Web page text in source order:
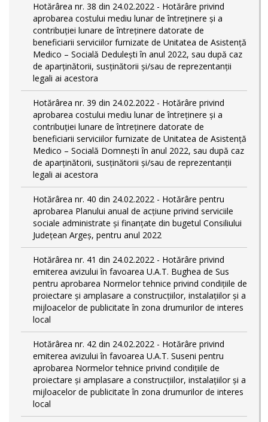
Hotărârea nr. 38 din 24.02.2022 - Hotărâre privind
aprobarea costului mediu lunar de întreținere și a
contribuției lunare de întreținere datorate de
beneficiarii serviciilor furnizate de Unitatea de Asistență
Medico – Socială Dedulești în anul 2022, sau după caz
de aparținătorii, susținătorii și/sau de reprezentanții
legali ai acestora
Hotărârea nr. 39 din 24.02.2022 - Hotărâre privind
aprobarea costului mediu lunar de întreținere și a
contribuției lunare de întreținere datorate de
beneficiarii serviciilor furnizate de Unitatea de Asistență
Medico – Socială Domnești în anul 2022, sau după caz
de aparținătorii, susținătorii și/sau de reprezentanții
legali ai acestora
Hotărârea nr. 40 din 24.02.2022 - Hotărâre pentru
aprobarea Planului anual de acţiune privind serviciile
sociale administrate și finanţate din bugetul Consiliului
Județean Argeş, pentru anul 2022
Hotărârea nr. 41 din 24.02.2022 - Hotărâre privind
emiterea avizului în favoarea U.A.T. Bughea de Sus
pentru aprobarea Normelor tehnice privind condiţiile de
proiectare şi amplasare a construcţiilor, instalaţiilor şi a
mijloacelor de publicitate în zona drumurilor de interes
local
Hotărârea nr. 42 din 24.02.2022 - Hotărâre privind
emiterea avizului în favoarea U.A.T. Suseni pentru
aprobarea Normelor tehnice privind condiţiile de
proiectare şi amplasare a construcţiilor, instalaţiilor şi a
mijloacelor de publicitate în zona drumurilor de interes
local